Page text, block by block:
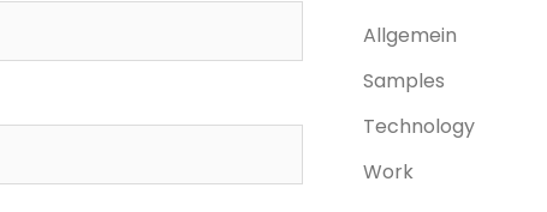
Allgemein
Samples
Technology
Work